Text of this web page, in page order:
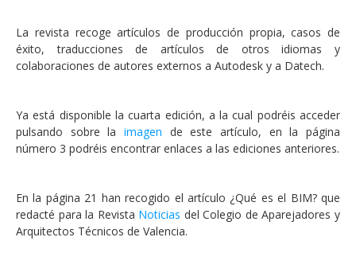
La revista recoge artículos de producción propia, casos de
éxito, traducciones de artículos de otros idiomas y
colaboraciones de autores externos a Autodesk y a Datech.
Ya está disponible la cuarta edición, a la cual podréis acceder
pulsando sobre la imagen de este artículo, en la página
número 3 podréis encontrar enlaces a las ediciones anteriores.
En la página 21 han recogido el artículo ¿Qué es el BIM? que
redacté para la Revista Noticias del Colegio de Aparejadores y
Arquitectos Técnicos de Valencia.